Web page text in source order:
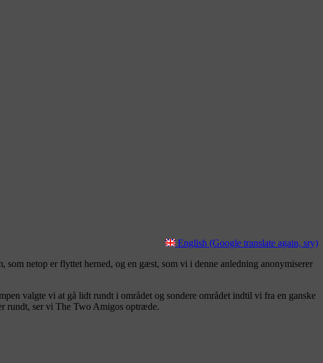
English (Google translate again, sry)
netop er flyttet herned, og en gæst, som vi i denne anledning anonymiserer
valgte vi at gå lidt rundt i området og sondere området indtil vi fra en ganske
rundt, ser vi The Two Amigos optræde.